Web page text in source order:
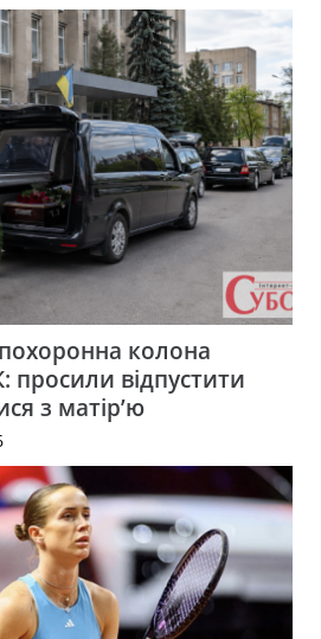
колона
просили відпустити
з матір’ю